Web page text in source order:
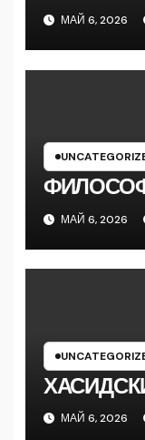
МАЙ 6, 2026
МАЙ 6, 2026
МАЙ 6, 2026